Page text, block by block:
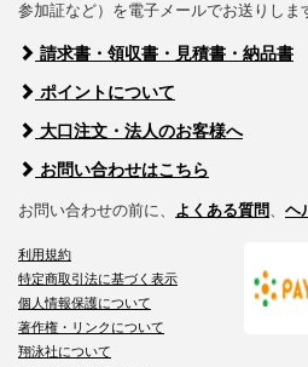
参加証など）を電子メールでお送りしま
請求書・領収書・見積書・納品書
ポイントについて
大口注文・法人のお客様へ
お問い合わせはこちら
お問い合わせの前に、 よくある質問、 ヘ
利用規約
特定商取引法に基づく表示
個人情報保護について
著作権・リンクについて
翔泳社について